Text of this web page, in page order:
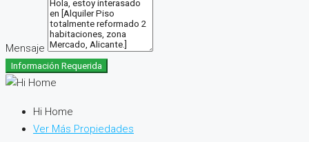
Mensaje
Información Requerida
Hi Home
Ver Más Propiedades